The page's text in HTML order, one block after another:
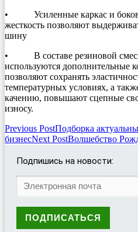
• Усиленные каркас и
жесткость позволяют
шину
• В составе резиновой смеси
используются дополнительные
позволяют сохранять
температурных условиях, а
качению, повышают сцепные
износу.
Post
navigation
Previous PostПодборка
бизнесNext PostВолшебство
Подпишись на новости: